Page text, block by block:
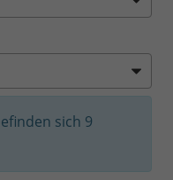
sich 9